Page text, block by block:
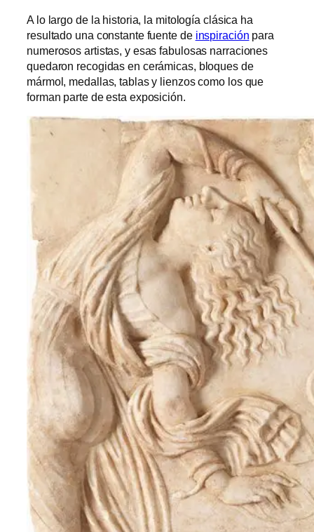
A lo largo de la historia, la mitología clásica ha
resultado una constante fuente de inspiración para
numerosos artistas, y esas fabulosas narraciones
quedaron recogidas en cerámicas, bloques de
mármol, medallas, tablas y lienzos como los que
forman parte de esta exposición.